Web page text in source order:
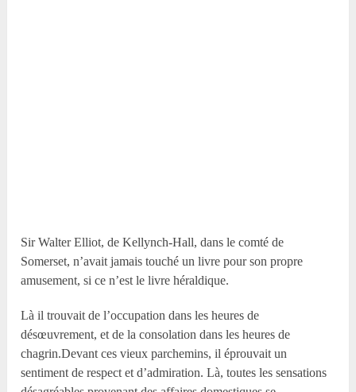
Sir Walter Elliot, de Kellynch-Hall, dans le comté de
Somerset, n’avait jamais touché un livre pour son propre
amusement, si ce n’est le livre héraldique.
Là il trouvait de l’occupation dans les heures de
désœuvrement, et de la consolation dans les heures de
chagrin.Devant ces vieux parchemins, il éprouvait un
sentiment de respect et d’admiration. Là, toutes les sensations